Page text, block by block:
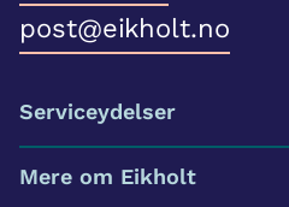
post@eikholt.no
Serviceydelser
Mere om Eikholt